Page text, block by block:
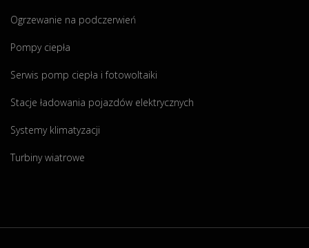
Ogrzewanie na podczerwień
Pompy ciepła
Serwis pomp ciepła i fotowoltaiki
Stacje ładowania pojazdów elektrycznych
Systemy klimatyzacji
Turbiny wiatrowe